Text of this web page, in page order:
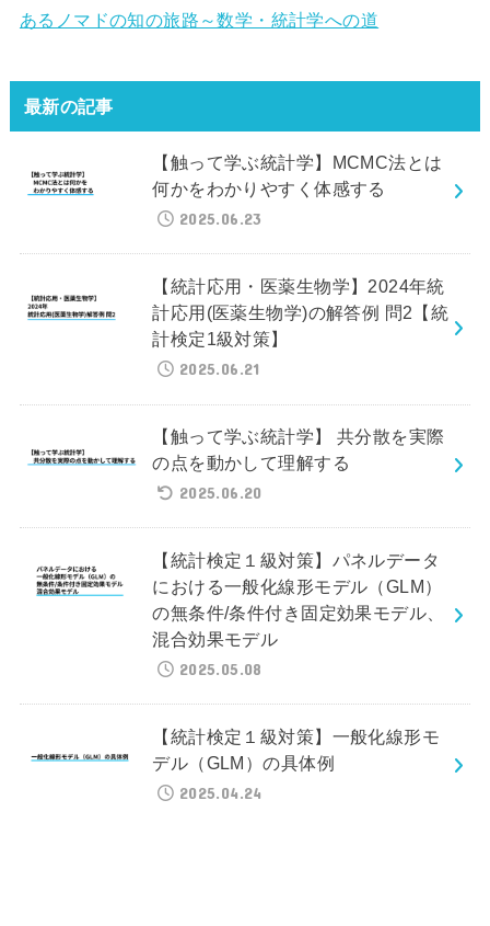
あるノマドの知の旅路～数学・統計学への道
最新の記事
【触って学ぶ統計学】MCMC法とは
何かをわかりやすく体感する
2025.06.23
【統計応用・医薬生物学】2024年統
計応用(医薬生物学)の解答例 問2【統
計検定1級対策】
2025.06.21
【触って学ぶ統計学】 共分散を実際
の点を動かして理解する
2025.06.20
【統計検定１級対策】パネルデータ
における一般化線形モデル（GLM）
の無条件/条件付き固定効果モデル、
混合効果モデル
2025.05.08
【統計検定１級対策】一般化線形モ
デル（GLM）の具体例
2025.04.24